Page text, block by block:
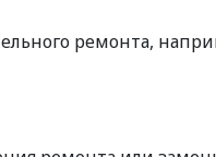
ремонта,